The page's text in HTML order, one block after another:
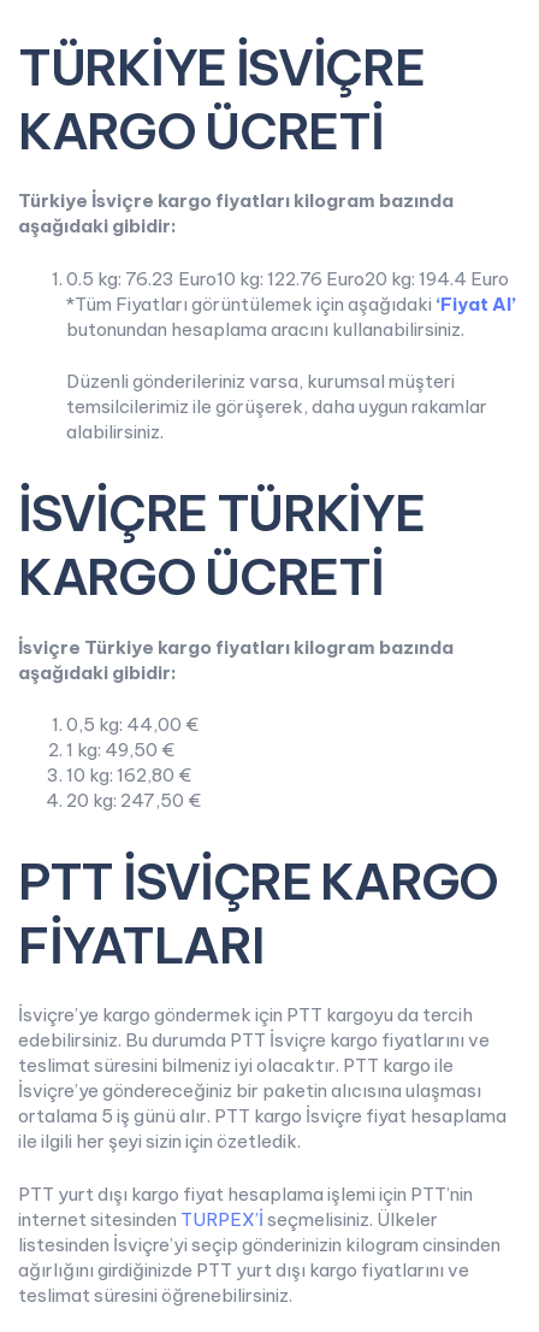
TÜRKİYE İSVİÇRE
KARGO ÜCRETİ
Türkiye İsviçre kargo fiyatları kilogram bazında
aşağıdaki gibidir:
0.5 kg: 76.23 Euro10 kg: 122.76 Euro20 kg: 194.4 Euro
*Tüm Fiyatları görüntülemek için aşağıdaki ‘Fiyat Al’
butonundan hesaplama aracını kullanabilirsiniz.
Düzenli gönderileriniz varsa, kurumsal müşteri
temsilcilerimiz ile görüşerek, daha uygun rakamlar
alabilirsiniz.
İSVİÇRE TÜRKİYE
KARGO ÜCRETİ
İsviçre Türkiye kargo fiyatları kilogram bazında
aşağıdaki gibidir:
0,5 kg: 44,00 €
1 kg: 49,50 €
10 kg: 162,80 €
20 kg: 247,50 €
PTT İSVİÇRE KARGO
FİYATLARI
İsviçre’ye kargo göndermek için PTT kargoyu da tercih
edebilirsiniz. Bu durumda PTT İsviçre kargo fiyatlarını ve
teslimat süresini bilmeniz iyi olacaktır. PTT kargo ile
İsviçre’ye göndereceğiniz bir paketin alıcısına ulaşması
ortalama 5 iş günü alır. PTT kargo İsviçre fiyat hesaplama
ile ilgili her şeyi sizin için özetledik.
PTT yurt dışı kargo fiyat hesaplama işlemi için PTT’nin
internet sitesinden TURPEX’İ seçmelisiniz. Ülkeler
listesinden İsviçre’yi seçip gönderinizin kilogram cinsinden
ağırlığını girdiğinizde PTT yurt dışı kargo fiyatlarını ve
teslimat süresini öğrenebilirsiniz.